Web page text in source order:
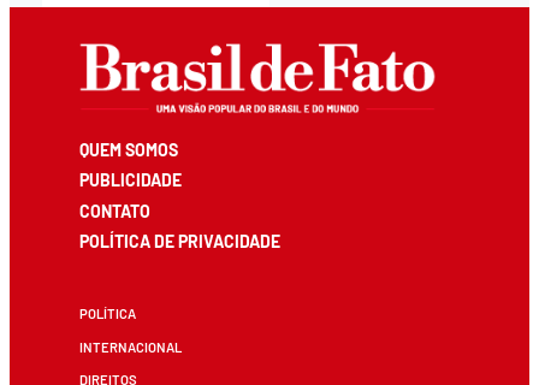
QUEM SOMOS
PUBLICIDADE
CONTATO
POLÍTICA DE PRIVACIDADE
POLÍTICA
INTERNACIONAL
DIREITOS